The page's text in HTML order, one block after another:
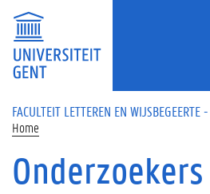
Overslaan en naar de inhoud gaan
FACULTEIT LETTEREN EN WIJSBEGEERTE
Home
Onderzoekers